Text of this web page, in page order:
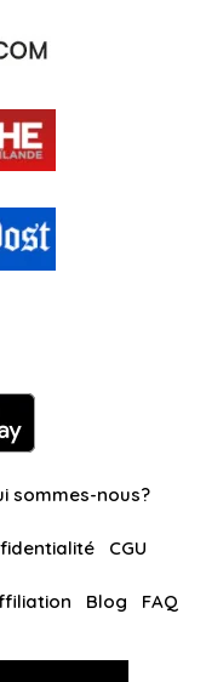
sommes-nous?
CGU
Blog FAQ